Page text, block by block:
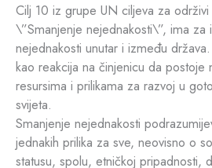
Cilj 10 iz grupe UN ciljeva za
\”Smanjenje nejednakosti\”, ima za
nejednakosti unutar i između
kao reakcija na činjenicu da postoje
resursima i prilikama za razvoj u
svijeta.
Smanjenje nejednakosti
jednakih prilika za sve, neovisno o
statusu, spolu, etničkoj pripadnosti,